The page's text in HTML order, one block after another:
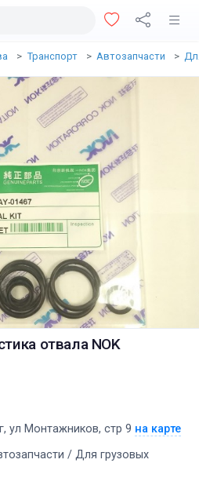
Транспорт Автозапчасти
отвала NOK
ул Монтажников, стр 9 на карте
/ Для грузовых